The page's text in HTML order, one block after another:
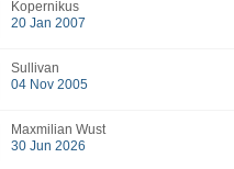
Kopernikus
20 Jan 2007
Sullivan
04 Nov 2005
Maxmilian Wust
30 Jun 2026